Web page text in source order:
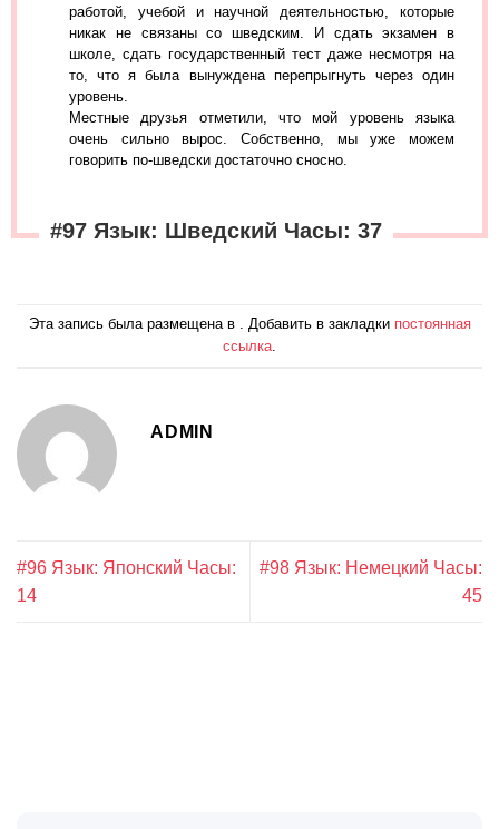
работой, учебой и научной деятельностью, которые
никак не связаны со шведским. И сдать экзамен в
школе, сдать государственный тест даже несмотря на
то, что я была вынуждена перепрыгнуть через один
уровень.
Местные друзья отметили, что мой уровень языка
очень сильно вырос. Собственно, мы уже можем
говорить по-шведски достаточно сносно.
#97 Язык: Шведский Часы: 37
Эта запись была размещена в . Добавить в закладки постоянная
ссылка
ADMIN
#96 Язык: Японский Часы:
14
#98 Язык: Немецкий Часы:
45